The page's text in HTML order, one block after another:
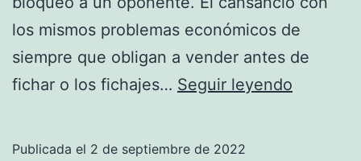
los mismos problemas económicos de
siempre que obligan a vender antes de
fichar o los fichajes… Seguir leyendo
Publicada el 2 de septiembre de 2022